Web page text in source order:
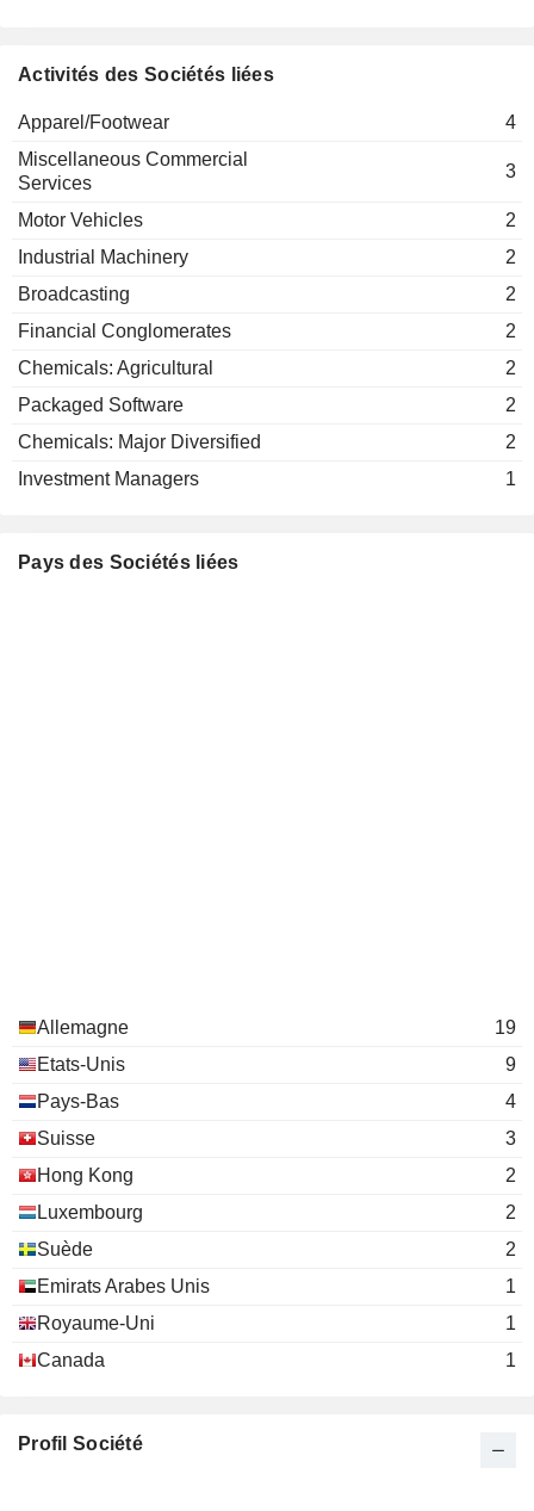
Activités des Sociétés liées
Apparel/Footwear
4
Miscellaneous Commercial
Services
3
Motor Vehicles
2
Industrial Machinery
2
Broadcasting
2
Financial Conglomerates
2
Chemicals: Agricultural
2
Packaged Software
2
Chemicals: Major Diversified
2
Investment Managers
1
Pays des Sociétés liées
Allemagne
19
Etats-Unis
9
Pays-Bas
4
Suisse
3
Hong Kong
2
Luxembourg
2
Suède
2
Emirats Arabes Unis
1
Royaume-Uni
1
Canada
1
Profil Société